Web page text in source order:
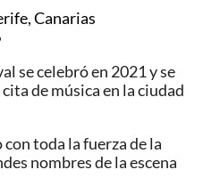
Canarias
se celebró en 2021 y se
de música en la ciudad
toda la fuerza de la
nombres de la escena